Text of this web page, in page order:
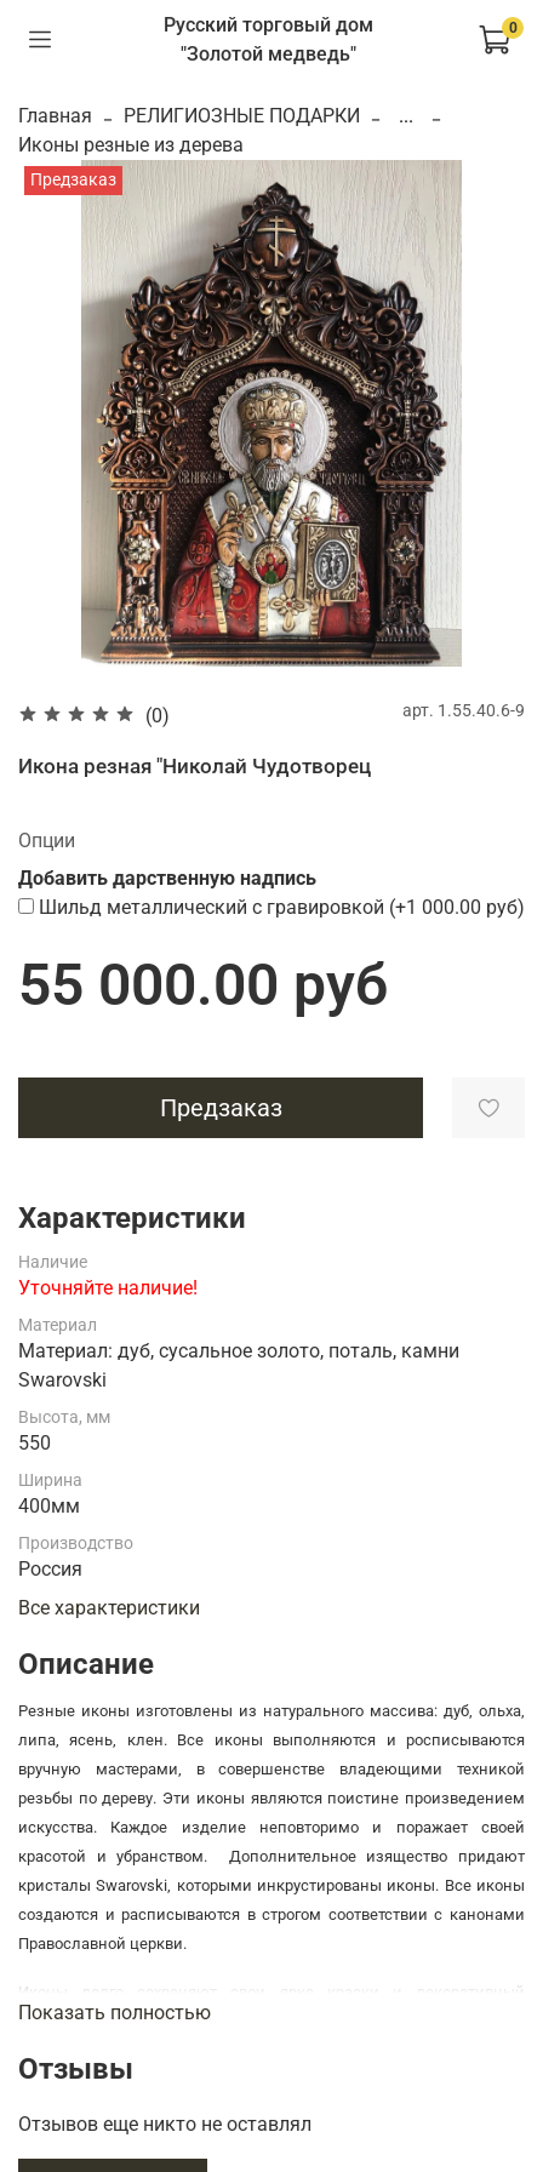
Русский торговый дом
"Золотой медведь"
0
Главная РЕЛИГИОЗНЫЕ ПОДАРКИ
...
Иконы резные из дерева
Предзаказ
(0) арт. 1.55.40.6-9
Икона резная "Николай Чудотворец
Опции
Добавить дарственную надпись
Шильд металлический с гравировкой (+1 000.00 руб)
55 000.00 руб
Предзаказ
Характеристики
Наличие
Уточняйте наличие!
Материал
Материал: дуб, сусальное золото, поталь, камни
Swarovski
Высота, мм
550
Ширина
400мм
Производство
Россия
Все характеристики
Описание
Резные иконы изготовлены из натурального массива: дуб, ольха,
липа, ясень, клен. Все иконы выполняются и росписываются
вручную мастерами, в совершенстве владеющими техникой
резьбы по дереву. Эти иконы являются поистине произведением
искусства. Каждое изделие неповторимо и поражает своей
красотой и убранством. Дополнительное изящество придают
кристалы Swarovski, которыми инкрустированы иконы. Все иконы
создаются и расписываются в строгом соответствии с канонами
Православной церкви.
Иконы долго сохраняют свои ярке краски и декоративный
внешний вид.
Подробнее об этом товаре на вкладке "Характеристика".
В нашем интернет-магазине Вы можете купить изумительные
Показать полностью
Отзывы
Отзывов еще никто не оставлял